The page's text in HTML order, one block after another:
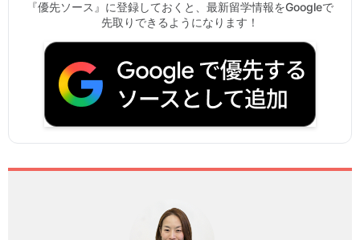
『優先ソース』に登録しておくと、最新留学情報をGoogleで
先取りできるようになります！